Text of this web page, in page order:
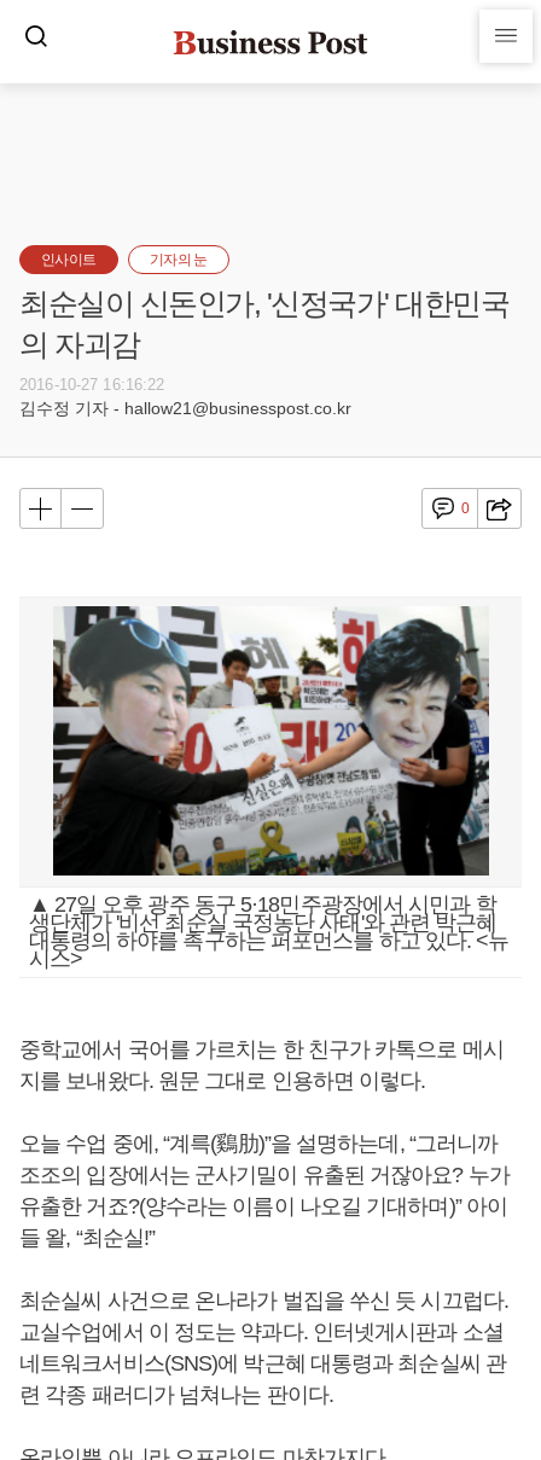
인사이트 기자의 눈
최순실이 신돈인가, '신정국가' 대한민국
의 자괴감
2016-10-27 16:16:22
김수정 기자 - hallow21@businesspost.co.kr
0
▲ 27일 오후 광주 동구 5·18민주광장에서 시민과 학
생단체가 '비선 최순실 국정농단 사태'와 관련 박근혜
대통령의 하야를 촉구하는 퍼포먼스를 하고 있다. <뉴
시스>
중학교에서 국어를 가르치는 한 친구가 카톡으로 메시
지를 보내왔다. 원문 그대로 인용하면 이렇다.
오늘 수업 중에, “계륵(鷄肋)”을 설명하는데, “그러니까
조조의 입장에서는 군사기밀이 유출된 거잖아요? 누가
유출한 거죠?(양수라는 이름이 나오길 기대하며)” 아이
들 왈, “최순실!”
최순실씨 사건으로 온나라가 벌집을 쑤신 듯 시끄럽다.
교실수업에서 이 정도는 약과다. 인터넷게시판과 소셜
네트워크서비스(SNS)에 박근혜 대통령과 최순실씨 관
련 각종 패러디가 넘쳐나는 판이다.